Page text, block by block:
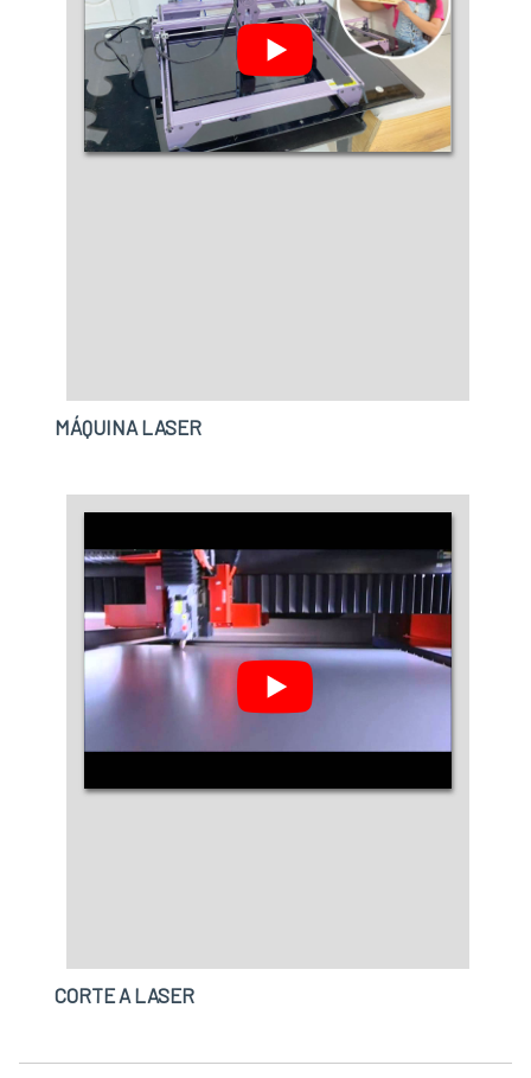
experiência de todos os clientes.
Disponibilizando para os clientes máquina de
corte a laser e máquina para vacina anti furto,
a companhia garante o que há de melhor na
atualidade.Ainda focando na qualidade da
máquina de vacina antifurto, mais do que visar
máquina de vacina antifurto: Funcionários
eficientes; Profissionais com vasta
Trabalhadores de alta qualidade; Escritório de
atividades; Equipamentos de última
geração.QUALIDADES E PONTOS FORTES DA
EMPRESAApenas na Trans Laser existem as
melhores condições para quem deseja achar o
que precisa para máquina de vacina antifurto.
Com foco na experiência dos clientes, oferece
fato de ser comprometida com os serviços e
uma equipe de funcionários eficientes e
trabalhadores de alta qualidade, comprova sua
clientes. Aproveite a visita para acessar o site
MÁQUINA LASER
CORTE A LASER